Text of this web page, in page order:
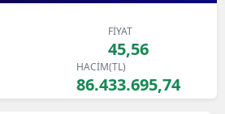
Antalya
Artvin
FİYAT
45,56
HACİM(TL)
86.433.695,74